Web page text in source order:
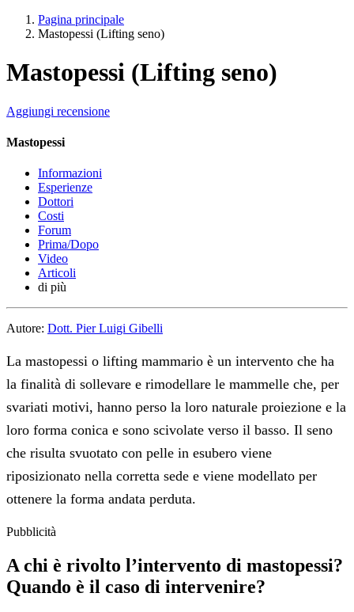
Pagina principale
Mastopessi (Lifting seno)
Mastopessi (Lifting seno)
Aggiungi recensione
Mastopessi
Informazioni
Esperienze
Dottori
Costi
Forum
Prima/Dopo
Video
Articoli
di più
Autore: Dott. Pier Luigi Gibelli
La mastopessi o lifting mammario è un intervento che ha
la finalità di sollevare e rimodellare le mammelle che, per
svariati motivi, hanno perso la loro naturale proiezione e la
loro forma conica e sono scivolate verso il basso. Il seno
che risulta svuotato con pelle in esubero viene
riposizionato nella corretta sede e viene modellato per
ottenere la forma andata perduta.
Pubblicità
A chi è rivolto l’intervento di mastopessi?
Quando è il caso di intervenire?